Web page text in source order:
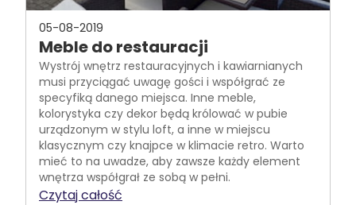
05-08-2019
Meble do restauracji
Wystrój wnętrz restauracyjnych i kawiarnianych
musi przyciągać uwagę gości i współgrać ze
specyfiką danego miejsca. Inne meble,
kolorystyka czy dekor będą królować w pubie
urządzonym w stylu loft, a inne w miejscu
klasycznym czy knajpce w klimacie retro. Warto
mieć to na uwadze, aby zawsze każdy element
wnętrza współgrał ze sobą w pełni.
Czytaj całość